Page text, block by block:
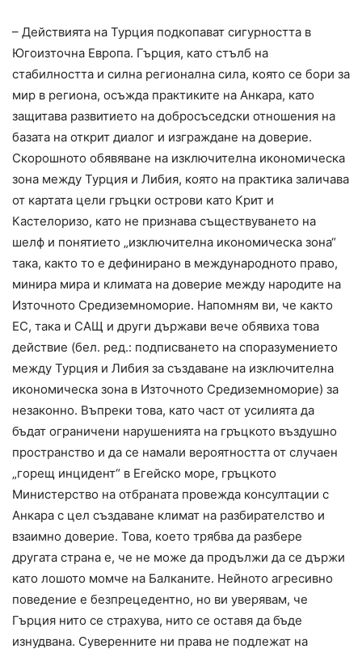
– Действията на Турция подкопават сигурността в
Югоизточна Европа. Гърция, като стълб на
стабилността и силна регионална сила, която се бори за
мир в региона, осъжда практиките на Анкара, като
защитава развитието на добросъседски отношения на
базата на открит диалог и изграждане на доверие.
Скорошното обявяване на изключителна икономическа
зона между Турция и Либия, която на практика заличава
от картата цели гръцки острови като Крит и
Кастелоризо, като не признава съществуването на
шелф и понятието „изключителна икономическа зона“
така, както то е дефинирано в международното право,
минира мира и климата на доверие между народите на
Източното Средиземноморие. Напомням ви, че както
ЕС, така и САЩ и други държави вече обявиха това
действие (бел. ред.: подписването на споразумението
между Турция и Либия за създаване на изключителна
икономическа зона в Източното Средиземноморие) за
незаконно. Въпреки това, като част от усилията да
бъдат ограничени нарушенията на гръцкото въздушно
пространство и да се намали вероятността от случаен
„горещ инцидент“ в Егейско море, гръцкото
Министерство на отбраната провежда консултации с
Анкара с цел създаване климат на разбирателство и
взаимно доверие. Това, което трябва да разбере
другата страна е, че не може да продължи да се държи
като лошото момче на Балканите. Нейното агресивно
поведение е безпрецедентно, но ви уверявам, че
Гърция нито се страхува, нито се оставя да бъде
изнудвана. Суверенните ни права не подлежат на